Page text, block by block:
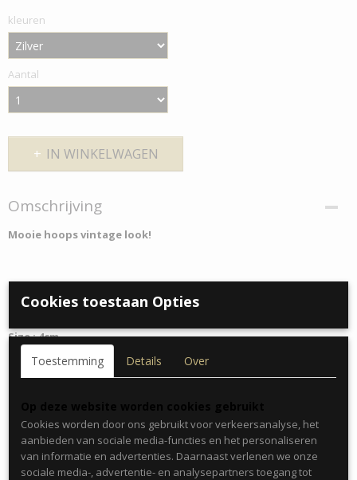
kleuren
Aantal
IN WINKELWAGEN
Omschrijving
Mooie hoops vintage look!
Kleur : Zilver
Materiaal : Stainless Steel
Size : 4cm
Cookies toestaan Opties
Toestemming Details Over
Cookies worden door ons gebruikt voor verkeersanalyse, het
aanbieden van sociale media-functies en het personaliseren
van informatie en advertenties. Daarnaast verlenen we onze
sociale media-, advertentie- en analysepartners toegang tot